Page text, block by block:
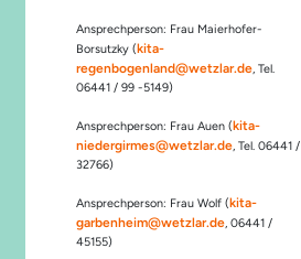
Ansprechperson: Frau Maierhofer-
Borsutzky (kita-
regenbogenland@wetzlar.de, Tel.
06441 / 99 -5149)
Ansprechperson: Frau Auen (kita-
niedergirmes@wetzlar.de, Tel. 06441 /
32766)
Ansprechperson: Frau Wolf (kita-
garbenheim@wetzlar.de, 06441 /
45155)